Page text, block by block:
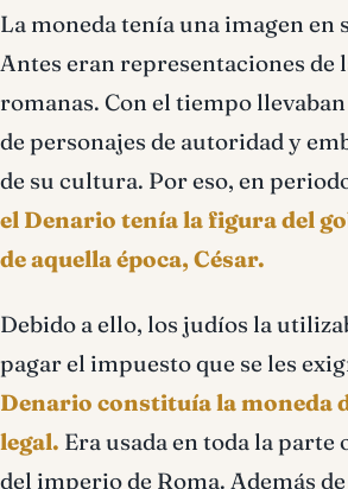
La moneda tenía una imagen en
Antes eran representaciones de
romanas. Con el tiempo
de personajes de autoridad y
de su cultura. Por eso, en
el Denario tenía la figura del
de aquella época, César.
Debido a ello, los judíos la
pagar el impuesto que se les
Denario constituía la moneda
legal. Era usada en toda la parte
del imperio de Roma. Además